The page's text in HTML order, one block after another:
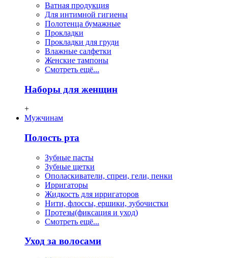
Ватная продукция
Для интимной гигиены
Полотенца бумажные
Прокладки
Прокладки для груди
Влажные салфетки
Женские тампоны
Смотреть ещё...
Наборы для женщин
+
Мужчинам
Полость рта
Зубные пасты
Зубные щетки
Ополаскиватели, спреи, гели, пенки
Ирригаторы
Жидкость для ирригаторов
Нити, флосcы, ершики, зубочистки
Протезы(фиксация и уход)
Смотреть ещё...
Уход за волосами